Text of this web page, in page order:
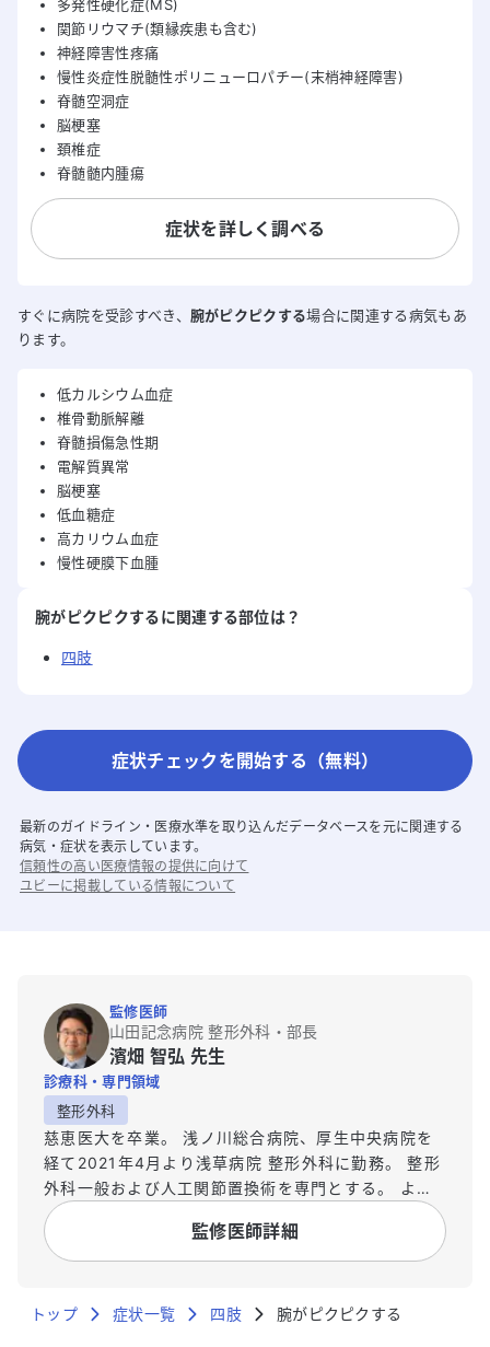
多発性硬化症(MS)
関節リウマチ(類縁疾患も含む)
神経障害性疼痛
慢性炎症性脱髄性ポリニューロパチー(末梢神経障害)
脊髄空洞症
脳梗塞
頚椎症
脊髄髄内腫瘍
症状を詳しく調べる
すぐに病院を受診すべき、 腕がピクピクする場合に関連する病気もあ
ります。
低カルシウム血症
椎骨動脈解離
脊髄損傷急性期
電解質異常
脳梗塞
低血糖症
高カリウム血症
慢性硬膜下血腫
腕がピクピクするに関連する部位は？
四肢
症状チェックを開始する（無料）
最新のガイドライン・医療水準を取り込んだデータベースを元に関連する
病気・症状を表示しています。
信頼性の高い医療情報の提供に向けて
ユビーに掲載している情報について
監修医師
山田記念病院 整形外科・部長
濱畑 智弘 先生
診療科・専門領域
整形外科
慈恵医大を卒業。 浅ノ川総合病院、厚生中央病院を
経て2021年4月より浅草病院 整形外科に勤務。 整形
外科一般および人工関節置換術を専門とする。 より
広い視点で医療を捉えなおすことが出来るように
2020年4月より立教大学ビジネスデザイン研究科に
入学、2022年3月に卒業しMBA取得。
監修医師詳細
トップ 症状一覧 四肢 腕がピクピクする